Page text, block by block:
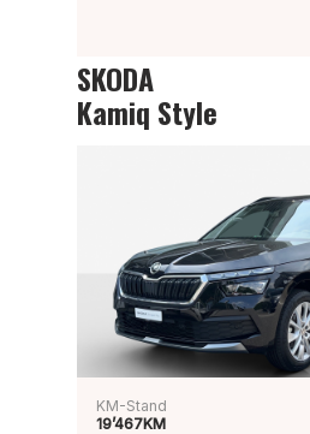
SKODA
Kamiq Style
KM-Stand
19’467KM